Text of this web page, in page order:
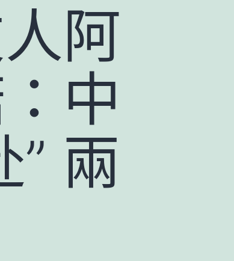
阿
中
兩